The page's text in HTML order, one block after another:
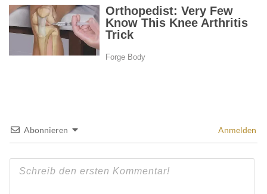
Abonnieren Anmelden